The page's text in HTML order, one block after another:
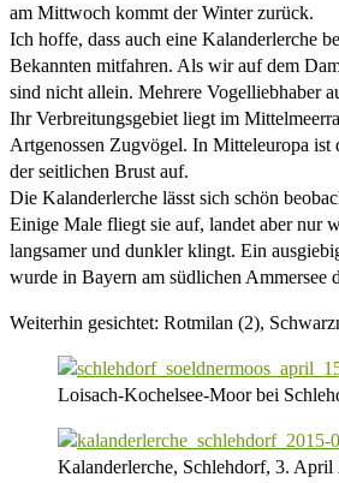
am Mittwoch kommt der Winter zurück.
Ich hoffe, dass auch eine Kalanderlerche
Bekannten mitfahren. Als wir auf dem
sind nicht allein. Mehrere Vogelliebhaber
Ihr Verbreitungsgebiet liegt im
Artgenossen Zugvögel. In Mitteleuropa ist
der seitlichen Brust auf.
Die Kalanderlerche lässt sich schön
Einige Male fliegt sie auf, landet aber nur
langsamer und dunkler klingt. Ein
wurde in Bayern am südlichen Ammersee
Weiterhin gesichtet: Rotmilan (2),
Loisach-Kochelsee-Moor bei
Kalanderlerche, Schlehdorf, 3. April